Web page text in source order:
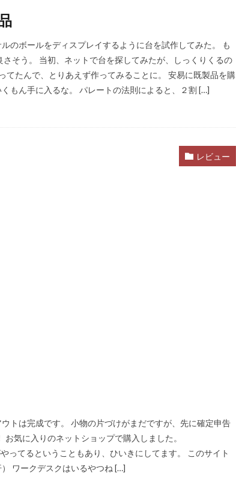
のボールをディスプレイするように台を試作してみた。 も
そう。 当初、ネットで台を探してみたが、しっくりくるの
てたんで、とりあえず作ってみることに。 安易に既製品を購
もん手に入るな。 パレートの法則によると、２割 […]
レビュー
トは完成です。 小物の片づけがまだですが、先に確定申告
気に入りのネットショップで購入しました。
てるということもあり、ひいきにしてます。 このサイト
ワークデスクはいるやつね […]